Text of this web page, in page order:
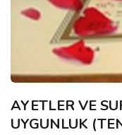
AYETLER VE
UYGUNLUK